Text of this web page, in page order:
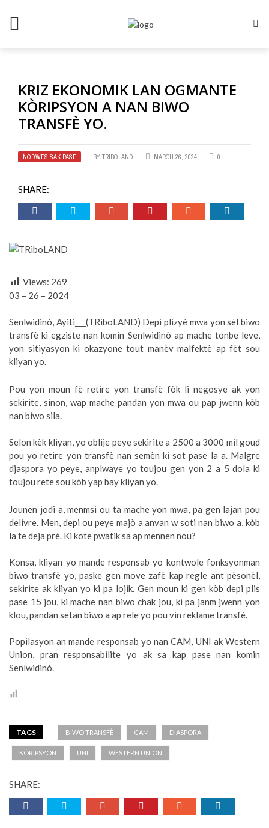
KRIZ EKONOMIK LAN OGMANTE
KÒRIPSYON A NAN BIWO
TRANSFÈ YO.
NODWES SAK PASE BY TRIBOLAND MARCH 26, 2024 0
SHARE:
Views: 269
03 – 26 – 2024
Senlwidinò, Ayiti___(TRiboLAND) Depi plizyè mwa yon sèl biwo
transfè ki egziste nan komin Senlwidinò ap mache tonbe leve,
yon sitiyasyon ki okazyone tout manèv malfektè ap fèt sou
kliyan yo.
Pou yon moun fè retire yon transfè fòk li negosye ak yon
sekirite, sinon, wap mache pandan yon mwa ou pap jwenn kòb
nan biwo sila.
Selon kèk kliyan, yo oblije peye sekirite a 2500 a 3000 mil goud
pou yo retire yon transfè nan semèn ki sot pase la a. Malgre
djaspora yo peye, anplwaye yo toujou gen yon 2 a 5 dola ki
toujou rete sou kòb yap bay kliyan yo.
Jounen jodi a, menmsi ou ta mache yon mwa, pa gen lajan pou
delivre. Men, depi ou peye majò a anvan w soti nan biwo a, kòb
la te deja prè. Ki kote pwatik sa ap mennen nou?
Konsa, kliyan yo mande responsab yo kontwole fonksyonman
biwo transfè yo, paske gen move zafè kap regle ant pèsonèl,
sekirite ak kliyan yo ki pa lojik. Gen moun ki gen kòb depi plis
pase 15 jou, ki mache nan biwo chak jou, ki pa janm jwenn yon
klou, pandan setan biwo a ap rele yo pou vin reklame transfè.
Popilasyon an mande responsab yo nan CAM, UNI ak Western
Union, pran responsabilite yo ak sa kap pase nan komin
Senlwidinò.
TAGS BIWO TRANSFÈ CAM DIASPORA
KÒRIPSYON UNI WESTERN UNION
SHARE: